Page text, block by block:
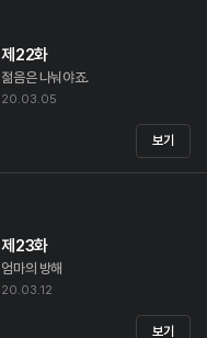
제22화
젊음은 나눠야죠.
20.03.05
보기
제23화
엄마의 방해
20.03.12
보기